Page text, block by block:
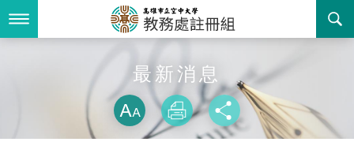
到
要
組織職掌
業務服務
最新消息
略過字型切
放大
列印 分享